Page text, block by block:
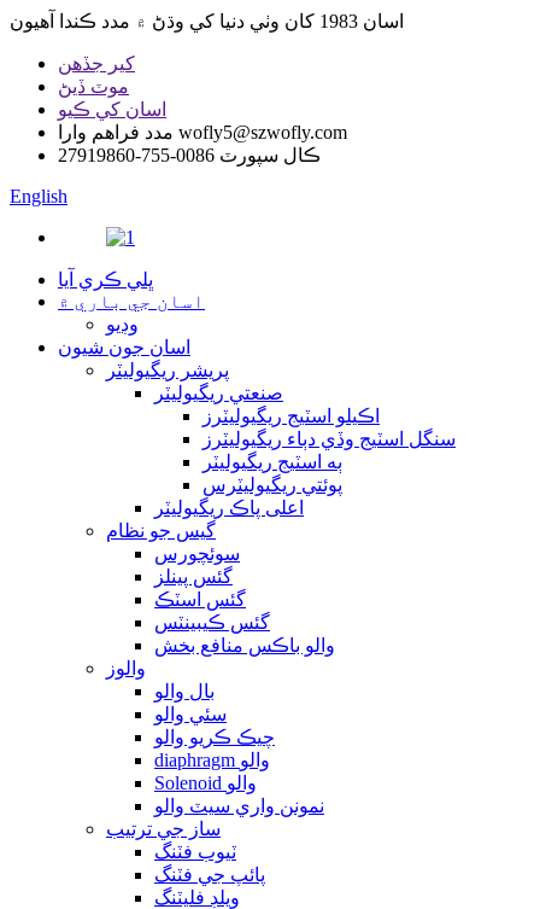
اسان 1983 کان وٺي دنيا کي وڌڻ ۾ مدد ڪندا آهيون
کير جڏهن
موٽ ڏيڻ
اسان کي ڪيو
مدد فراهم وارا wofly5@szwofly.com
ڪال سپورٽ 0086-755-27919860
English
ڀلي ڪري آيا
اسان جي باري ۾
وڊيو
اسان جون شيون
پريشر ريگيوليٽر
صنعتي ريگيوليٽر
اڪيلو اسٽيج ريگيوليٽرز
سنگل اسٽيج وڏي دٻاء ريگيوليٽرز
ٻه اسٽيج ريگيوليٽر
پوئتي ريگيوليٽرس
اعلى پاڪ ريگيوليٽر
گيس جو نظام
سوئچورس
گئس پينلز
گئس اسٽڪ
گئس ڪيبينٽس
والو باڪس منافع بخش
والوز
بال والو
سئي والو
چيڪ ڪريو والو
diaphragm والو
Solenoid والو
نمونن واري سيٽ والو
ساز جي ترتيب
ٽيوب فٽنگ
پائپ جي فٽنگ
ويلڊ فليٽنگ